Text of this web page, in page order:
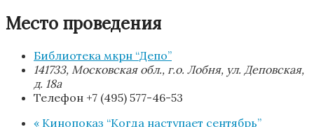
Место проведения
Библиотека мкрн “Депо”
141733, Московская обл., г.о. Лобня, ул. Деповская,
д. 18а
Телефон +7 (495) 577-46-53
« Кинопоказ “Когда наступает сентябрь”